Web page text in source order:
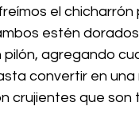
el chicharrón
estén
agregando
convertir en una
crujientes que son